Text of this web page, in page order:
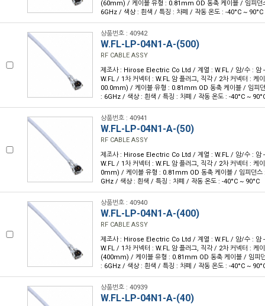
(60mm) / 케이블 유형 : 0.81mm OD 동축 케이블 / 임피던
6GHz / 색상 : 흰색 / 특징 : 차폐 / 작동 온도 : -40°C ~ 90°C
상품번호 : 40942
W.FL-LP-04N1-A-(500)
RF CABLE ASSY
제조사 : Hirose Electric Co Ltd / 계열 : W.FL / 암/수 : 암 -
W.FL / 1차 커넥터 : W.FL 암 플러그, 직각 / 2차 커넥터 : 케
00.0mm) / 케이블 유형 : 0.81mm OD 동축 케이블 / 임피
: 6GHz / 색상 : 흰색 / 특징 : 차폐 / 작동 온도 : -40°C ~
상품번호 : 40941
W.FL-LP-04N1-A-(50)
RF CABLE ASSY
제조사 : Hirose Electric Co Ltd / 계열 : W.FL / 암/수 : 암 -
W.FL / 1차 커넥터 : W.FL 암 플러그, 직각 / 2차 커넥터 : 케
0mm) / 케이블 유형 : 0.81mm OD 동축 케이블 / 임피던스
GHz / 색상 : 흰색 / 특징 : 차폐 / 작동 온도 : -40°C ~ 90°C
상품번호 : 40940
W.FL-LP-04N1-A-(400)
RF CABLE ASSY
제조사 : Hirose Electric Co Ltd / 계열 : W.FL / 암/수 : 암 -
W.FL / 1차 커넥터 : W.FL 암 플러그, 직각 / 2차 커넥터 : 케
(400mm) / 케이블 유형 : 0.81mm OD 동축 케이블 / 임피
: 6GHz / 색상 : 흰색 / 특징 : 차폐 / 작동 온도 : -40°C ~
상품번호 : 40939
W.FL-LP-04N1-A-(40)